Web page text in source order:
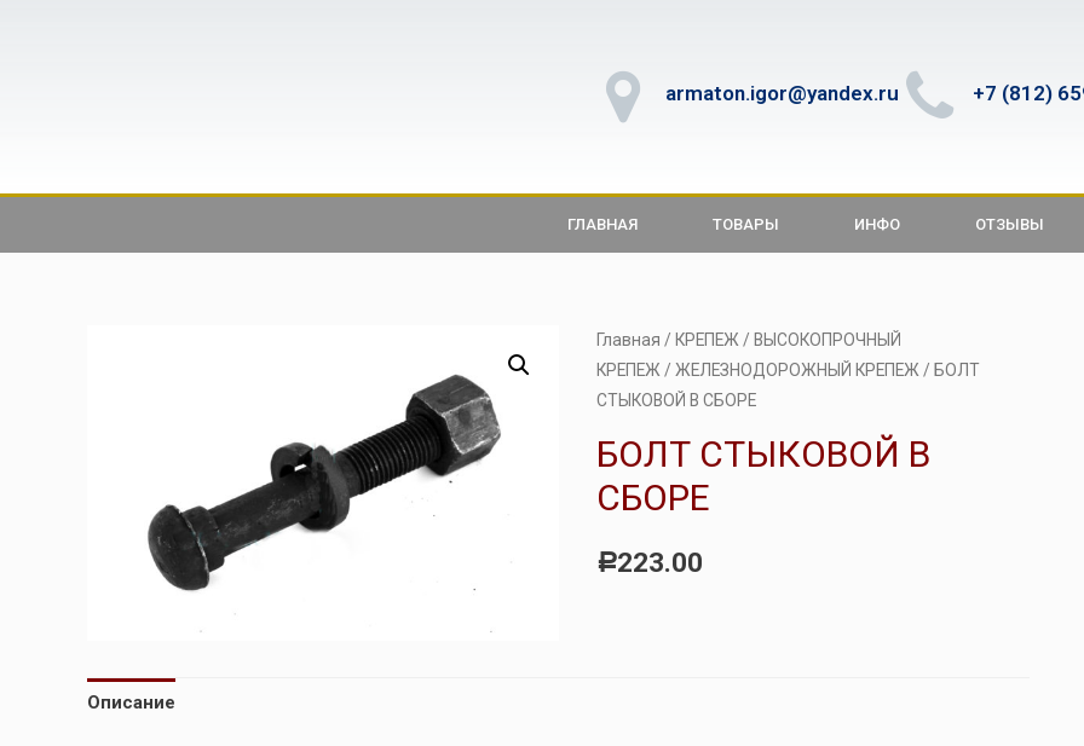
armaton.igor@yandex.ru +7 (812)
ГЛАВНАЯ ТОВАРЫ ИНФО ОТЗЫВЫ
Главная / КРЕПЕЖ / ВЫСОКОПРОЧНЫЙ
КРЕПЕЖ / ЖЕЛЕЗНОДОРОЖНЫЙ КРЕПЕЖ / БОЛТ
СТЫКОВОЙ В СБОРЕ
БОЛТ СТЫКОВОЙ В
СБОРЕ
Р223.00
Описание